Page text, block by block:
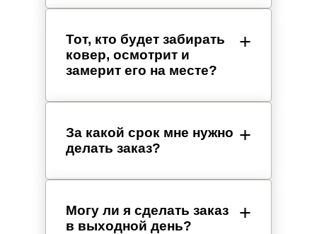
Тот, кто будет забирать
ковер, осмотрит и
замерит его на месте?
За какой срок мне нужно
делать заказ?
Могу ли я сделать заказ
в выходной день?